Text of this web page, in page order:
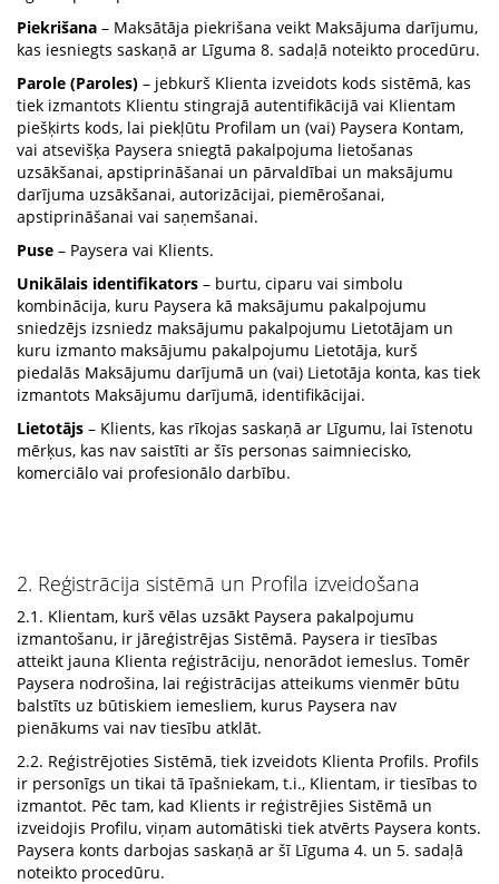
Piekrišana – Maksātāja piekrišana veikt Maksājuma darījumu,
kas iesniegts saskaņā ar Līguma 8. sadaļā noteikto procedūru.
Parole (Paroles) – jebkurš Klienta izveidots kods sistēmā, kas
tiek izmantots Klientu stingrajā autentifikācijā vai Klientam
piešķirts kods, lai piekļūtu Profilam un (vai) Paysera Kontam,
vai atsevišķa Paysera sniegtā pakalpojuma lietošanas
uzsākšanai, apstiprināšanai un pārvaldībai un maksājumu
darījuma uzsākšanai, autorizācijai, piemērošanai,
apstiprināšanai vai saņemšanai.
Puse – Paysera vai Klients.
Unikālais identifikators – burtu, ciparu vai simbolu
kombinācija, kuru Paysera kā maksājumu pakalpojumu
sniedzējs izsniedz maksājumu pakalpojumu Lietotājam un
kuru izmanto maksājumu pakalpojumu Lietotāja, kurš
piedalās Maksājumu darījumā un (vai) Lietotāja konta, kas tiek
izmantots Maksājumu darījumā, identifikācijai.
Lietotājs – Klients, kas rīkojas saskaņā ar Līgumu, lai īstenotu
mērķus, kas nav saistīti ar šīs personas saimniecisko,
komerciālo vai profesionālo darbību.
2. Reģistrācija sistēmā un Profila izveidošana
2.1. Klientam, kurš vēlas uzsākt Paysera pakalpojumu
izmantošanu, ir jāreģistrējas Sistēmā. Paysera ir tiesības
atteikt jauna Klienta reģistrāciju, nenorādot iemeslus. Tomēr
Paysera nodrošina, lai reģistrācijas atteikums vienmēr būtu
balstīts uz būtiskiem iemesliem, kurus Paysera nav
pienākums vai nav tiesību atklāt.
2.2. Reģistrējoties Sistēmā, tiek izveidots Klienta Profils. Profils
ir personīgs un tikai tā īpašniekam, t.i., Klientam, ir tiesības to
izmantot. Pēc tam, kad Klients ir reģistrējies Sistēmā un
izveidojis Profilu, viņam automātiski tiek atvērts Paysera konts.
Paysera konts darbojas saskaņā ar šī Līguma 4. un 5. sadaļā
noteikto procedūru.